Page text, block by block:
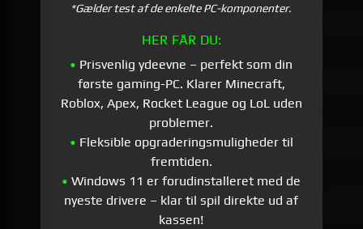
*Gælder test af de enkelte PC-komponenter.
HER FÅR DU:
• Prisvenlig ydeevne – perfekt som din
første gaming-PC. Klarer Minecraft,
Roblox, Apex, Rocket League og LoL uden
problemer.
• Fleksible opgraderings­muligheder til
fremtiden.
• Windows 11 er forudinstalleret med de
nyeste drivere – klar til spil direkte ud af
kassen!